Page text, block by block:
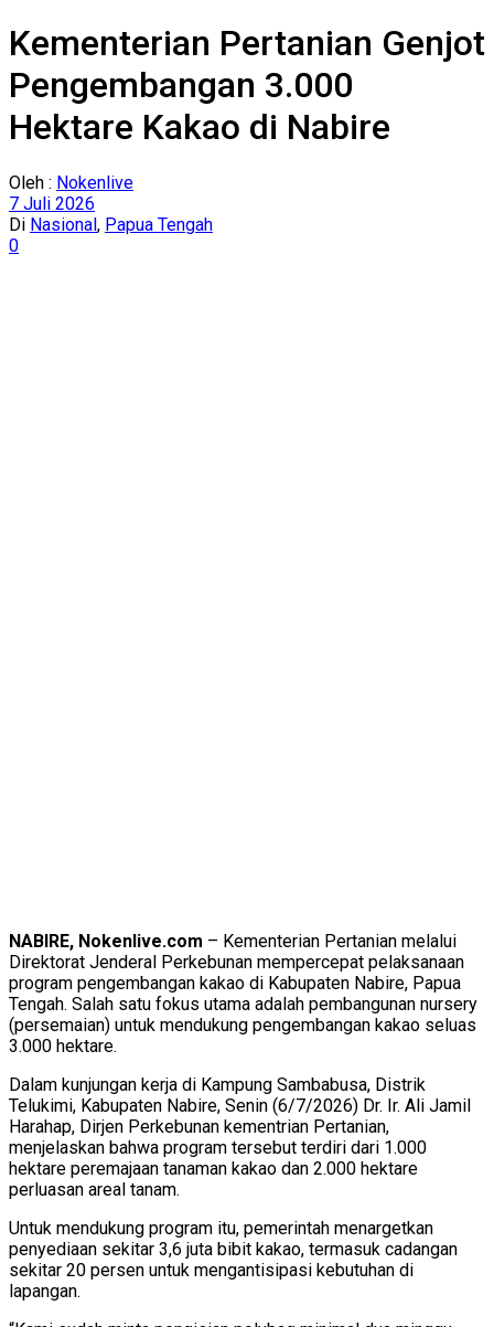
Kementerian Pertanian Genjot
Pengembangan 3.000
Hektare Kakao di Nabire
Oleh : Nokenlive
7 Juli 2026
Di Nasional, Papua Tengah
0
NABIRE, Nokenlive.com – Kementerian Pertanian melalui
Direktorat Jenderal Perkebunan mempercepat pelaksanaan
program pengembangan kakao di Kabupaten Nabire, Papua
Tengah. Salah satu fokus utama adalah pembangunan nursery
(persemaian) untuk mendukung pengembangan kakao seluas
3.000 hektare.
Dalam kunjungan kerja di Kampung Sambabusa, Distrik
Telukimi, Kabupaten Nabire, Senin (6/7/2026) Dr. Ir. Ali Jamil
Harahap, Dirjen Perkebunan kementrian Pertanian,
menjelaskan bahwa program tersebut terdiri dari 1.000
hektare peremajaan tanaman kakao dan 2.000 hektare
perluasan areal tanam.
Untuk mendukung program itu, pemerintah menargetkan
penyediaan sekitar 3,6 juta bibit kakao, termasuk cadangan
sekitar 20 persen untuk mengantisipasi kebutuhan di
lapangan.